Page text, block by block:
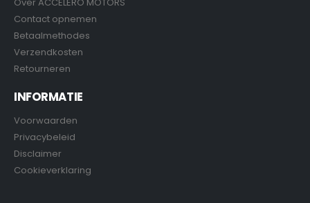
Over ACCELERO MOTORS
Contact opnemen
Betaalmethodes
Verzendkosten
Retourneren
INFORMATIE
Voorwaarden
Privacybeleid
Disclaimer
Cookieverklaring